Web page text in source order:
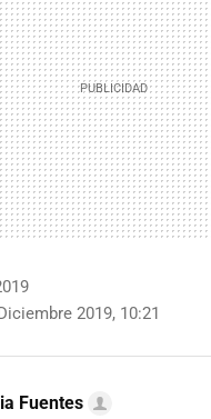
2019, 10:21
Fuentes